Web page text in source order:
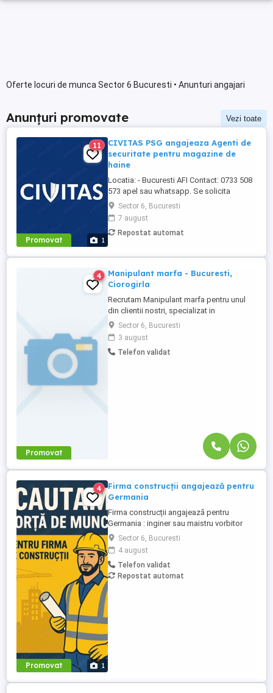
Oferte locuri de munca Sector 6 Bucuresti • Anunturi angajari
Anunțuri promovate Vezi toate
Promovat 1
11
CIVITAS PSG angajeaza Agenti de
securitate pentru magazine de
haine
Locatia: - Bucuresti AFI Contact: 0733 508
573 apel sau whatsapp. Se solicita
experienta in obiective comerciale. Aspect
fizic ingrijit, conditie fizica buna Tarif pe
ora 17-18 lei net Salariu, ore suplimentare,
sporuri declarate si platite conform legii.
Sector 6, Bucuresti
7 august
Repostat automat
Promovat
4
Manipulant marfa - Bucuresti,
Ciorogirla
Recrutam Manipulant marfa pentru unul
din clientii nostri, specializat in
comercializarea obiectelor sanitare si
instalatiilor termice. Responsabilitati:
Pregatirea comenzilor conform facturilor,
aranjarea produselor pe paleti si
Sector 6, Bucuresti
3 august
Telefon validat
Promovat 1
4
Firma construcții angajează pentru
Germania
Firma construcții angajează pentru
Germania : inginer sau maistru vorbitor
limba germana cunostinte Aufmas -
Macaragiu - Sef echipa (vorbitor germană
minim 30%) - Fierari - Dulgheri - Zidari -
Macaragi
Sector 6, Bucuresti
4 august
Telefon validat
Repostat automat